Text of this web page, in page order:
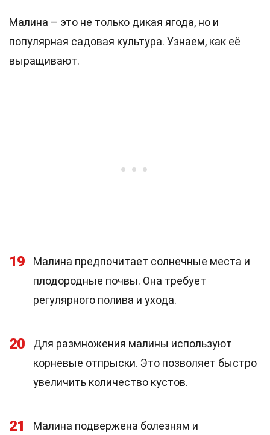
Малина – это не только дикая ягода, но и
популярная садовая культура. Узнаем, как её
выращивают.
19
Малина предпочитает солнечные места и
плодородные почвы. Она требует
регулярного полива и ухода.
20
Для размножения малины используют
корневые отпрыски. Это позволяет быстро
увеличить количество кустов.
21
Малина подвержена болезням и